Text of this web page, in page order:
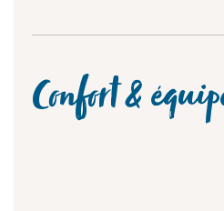
Confort &